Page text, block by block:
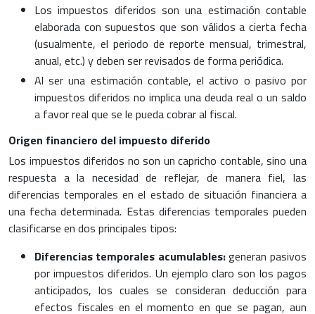
Los impuestos diferidos son una estimación contable
elaborada con supuestos que son válidos a cierta fecha
(usualmente, el periodo de reporte mensual, trimestral,
anual, etc.) y deben ser revisados de forma periódica.
Al ser una estimación contable, el activo o pasivo por
impuestos diferidos no implica una deuda real o un saldo
a favor real que se le pueda cobrar al fiscal.
Origen financiero del impuesto diferido
Los impuestos diferidos no son un capricho contable, sino una
respuesta a la necesidad de reflejar, de manera fiel, las
diferencias temporales en el estado de situación financiera a
una fecha determinada. Estas diferencias temporales pueden
clasificarse en dos principales tipos:
Diferencias temporales acumulables:generan pasivos
por impuestos diferidos. Un ejemplo claro son los pagos
anticipados, los cuales se consideran deducción para
efectos fiscales en el momento en que se pagan, aun